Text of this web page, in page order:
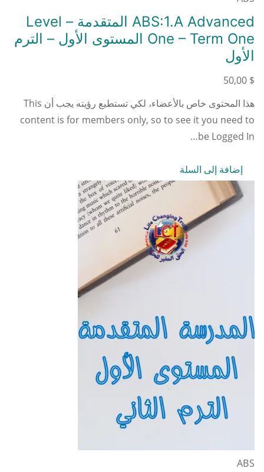
ABS:1.A Advanced المتقدمة – Level
One – Term One المستوى الأول – الترم
الأول
50,00 $
هذا المحتوى خاص بالأعضاء، لكي تستطيع رؤيته يجب أن This
content is for members only, so to see it you need to
be Logged In…
إضافة إلى السلة
ABS